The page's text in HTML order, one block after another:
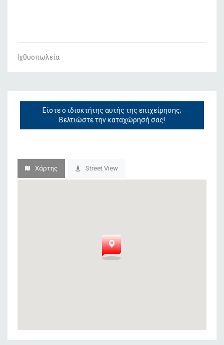
Ιχθυοπωλεία
Είστε ο ιδιοκτήτης αυτής της επιχείρησης;
Βελτιώστε την καταχώρησή σας!
Χάρτης Street View